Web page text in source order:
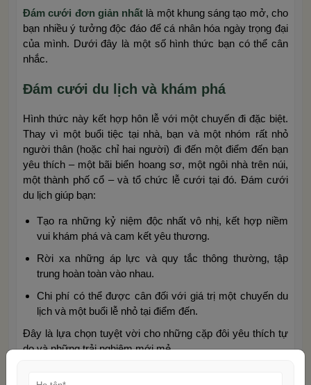
Đám cưới đơn giản nhất là một khung sáng tạo mở, cho
bạn nhiều ý tưởng độc đáo để cá nhân hóa ngày trọng đại
của mình. Dưới đây là một số hình thức bạn có thể cân
nhắc.
Đám cưới du lịch và khám phá
Hình thức này kết hợp hôn lễ với một chuyến đi đặc biệt.
Thay vì một buổi tiệc tại nhà, bạn và một nhóm rất nhỏ
người thân (hoặc chỉ hai người) đi đến một điểm đến bạn
yêu thích – một bãi biển hoang sơ, một ngôi nhà trên núi,
một thành phố cổ – và tổ chức lễ cưới tại đó. Đám cưới
du lịch giúp bạn:
Tạo ra những kỷ niệm độc nhất vô nhị, kết hợp niềm
vui khám phá và cam kết yêu thương.
Rời xa những áp lực và quy tắc thông thường, tập
trung hoàn toàn vào nhau.
Chi phí có thể được cân đối với giá trị một chuyến du
lịch và một buổi lễ nhỏ tại điểm đến.
Đây là lựa chọn tuyệt vời cho những cặp đôi yêu thích tự
do và những trải nghiệm mới mẻ.